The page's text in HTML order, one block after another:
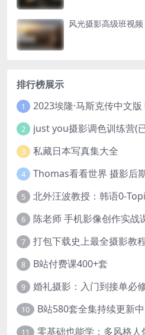
风光摄影高级班视频
排行榜展示
1 2023埃隆·马斯克传中文
2 just you摄影调色训练营(
3 私藏日本写真集大全
4
5 北外汪波教授：韩语0-
6
7 打包下载史上最全摄影教
8 B站付费课400+套
9 婚礼摄影：入门到接单必
10 B站580套全集持续更新中
11 零基础也能学：多风格人